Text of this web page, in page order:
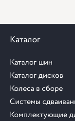
Каталог
Каталог шин
Каталог дисков
Колеса в сборе
Системы
Комплектующие